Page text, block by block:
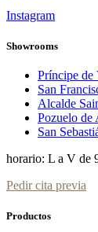
Instagram
Showrooms
Príncipe de
San
Alcalde
Pozuelo de
San
horario: L a V de
Pedir cita previa
Productos